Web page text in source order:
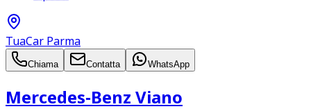
TuaCar Parma
Chiama Contatta WhatsApp
Mercedes‑Benz Viano